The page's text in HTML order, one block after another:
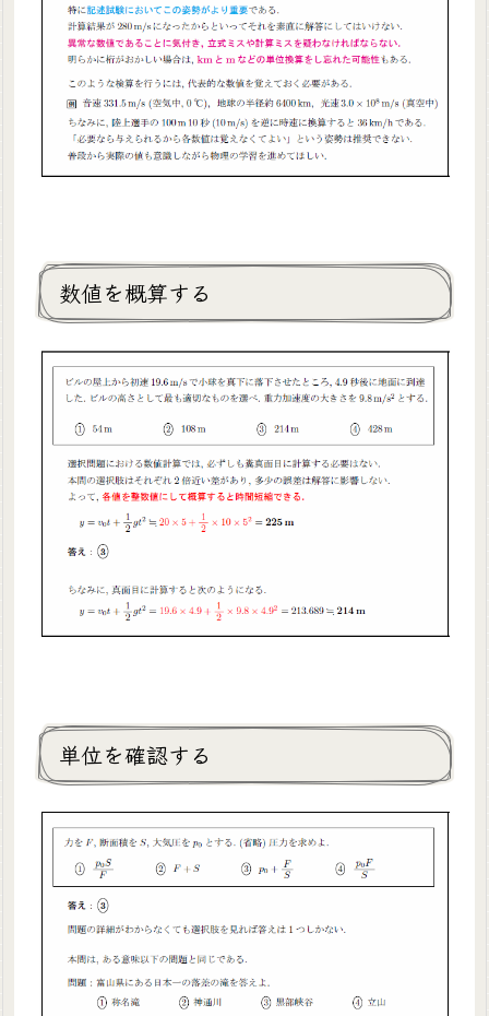
数値を概算する
単位を確認する